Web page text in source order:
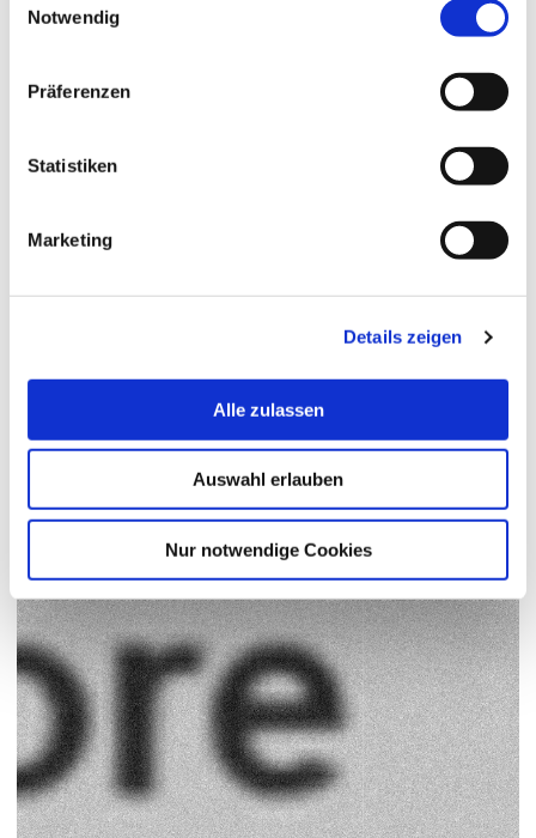
Notwendig
Präferenzen
Statistiken
Marketing
Details zeigen
Alle zulassen
Auswahl erlauben
Nur notwendige Cookies